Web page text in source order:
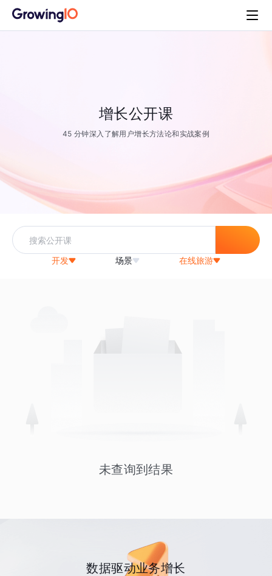
增长公开课
45 分钟深入了解用户增长方法论和实战案例
开发 场景 在线旅游
未查询到结果
数据驱动业务增长